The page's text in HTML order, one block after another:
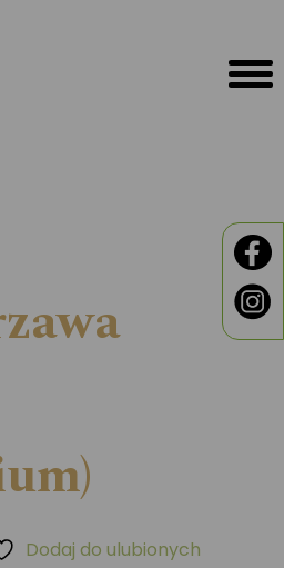
Dodaj do ulubionych